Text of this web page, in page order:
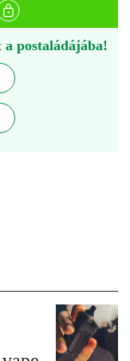
postaládájába!